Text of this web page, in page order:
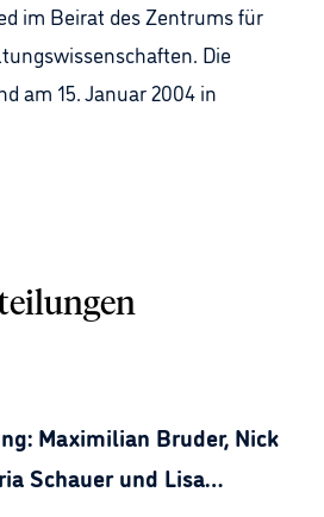
im Beirat des Zentrums für
Die
am 15. Januar 2004 in
Maximilian Bruder, Nick
Schauer und Lisa